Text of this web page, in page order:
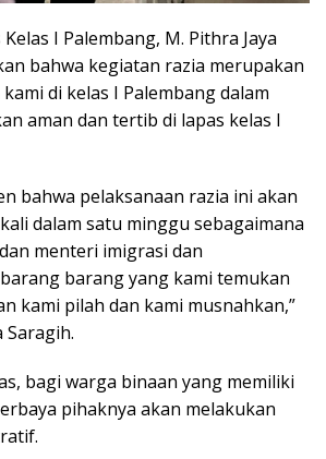
I Palembang, M. Pithra Jaya
bahwa kegiatan razia merupakan
di kelas I Palembang dalam
aman dan tertib di lapas kelas I
bahwa pelaksanaan razia ini akan
dalam satu minggu sebagaimana
menteri imigrasi dan
barang yang kami temukan
kami pilah dan kami musnahkan,”
Saragih.
bagi warga binaan yang memiliki
pihaknya akan melakukan